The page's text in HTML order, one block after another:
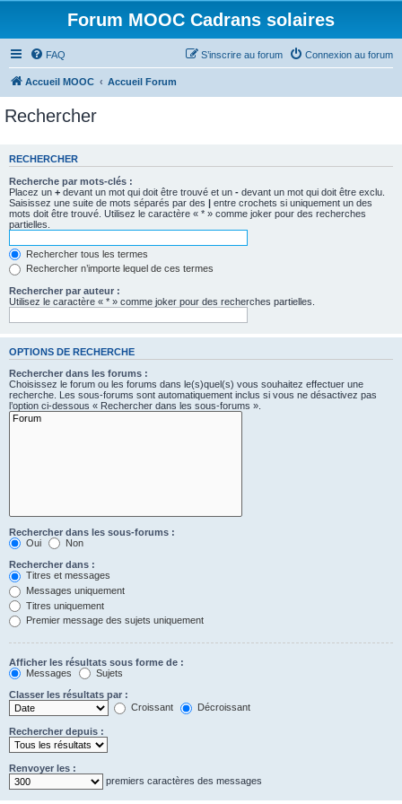
Forum MOOC Cadrans solaires
FAQ Connexion au forum
S’inscrire au forum
Accueil MOOC Accueil Forum
Rechercher
RECHERCHER
Recherche par mots-clés :
Placez un + devant un mot qui doit être trouvé et un - devant un mot qui doit être exclu.
Saisissez une suite de mots séparés par des | entre crochets si uniquement un des
mots doit être trouvé. Utilisez le caractère « * » comme joker pour des recherches
partielles.
Rechercher tous les termes
Rechercher n’importe lequel de ces termes
Rechercher par auteur :
Utilisez le caractère « * » comme joker pour des recherches partielles.
OPTIONS DE RECHERCHE
Rechercher dans les forums :
Choisissez le forum ou les forums dans le(s)quel(s) vous souhaitez effectuer une
recherche. Les sous-forums sont automatiquement inclus si vous ne désactivez pas
l’option ci-dessous « Rechercher dans les sous-forums ».
Rechercher dans les sous-forums :
Oui
Non
Rechercher dans :
Titres et messages
Messages uniquement
Titres uniquement
Premier message des sujets uniquement
Afficher les résultats sous forme de :
Messages
Sujets
Classer les résultats par :
Croissant
Décroissant
Rechercher depuis :
Renvoyer les :
premiers caractères des messages